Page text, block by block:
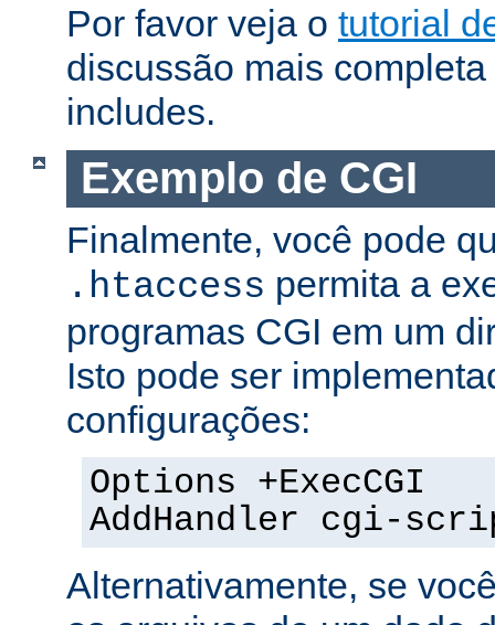
Por favor veja o tutorial
discussão mais
includes.
Exemplo de CGI
Finalmente, você pode
.htaccess permita a
programas CGI em um
Isto pode ser
configurações:
Options +ExecCGI
AddHandler cgi-
Alternativamente, se